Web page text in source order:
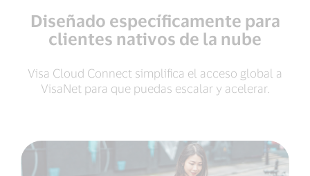
Diseñado específicamente para
clientes nativos de la nube
Visa Cloud Connect simplifica el acceso global a
VisaNet para que puedas escalar y acelerar.